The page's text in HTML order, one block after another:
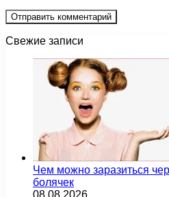
Свежие записи
Чем можно заразиться
болячек